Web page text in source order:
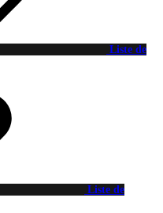
Liste de
Liste de